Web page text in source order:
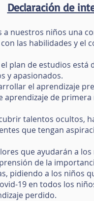
Declaración de
nuestros niños una
las habilidades y
plan de estudios está
y apasionados.
el aprendizaje
aprendizaje de
talentos ocultos,
que tengan
que ayudarán a
de la
pidiendo a los niños
19 en todos los
perdido.